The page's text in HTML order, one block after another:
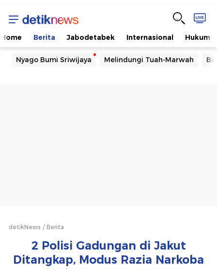
Home Berita Jabodetabek Internasional Hukum
Nyago Bumi Sriwijaya Melindungi Tuah-Marwah
detikNews Berita
2 Polisi Gadungan di Jakut
Ditangkap, Modus Razia Narkoba